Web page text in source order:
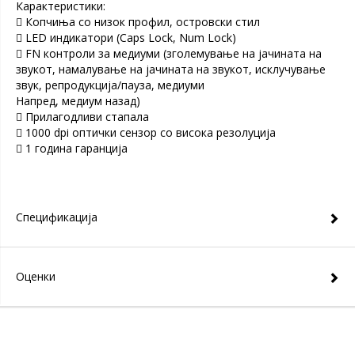
Карактеристики:
 Копчиња со низок профил, островски стил
 LED индикатори (Caps Lock, Num Lock)
 FN контроли за медиуми (зголемување на јачината на
звукот, намалување на јачината на звукот, исклучување
звук, репродукција/пауза, медиуми
Напред, медиум назад)
 Прилагодливи стапала
 1000 dpi оптички сензор со висока резолуција
 1 година гаранција
Спецификација
Оценки